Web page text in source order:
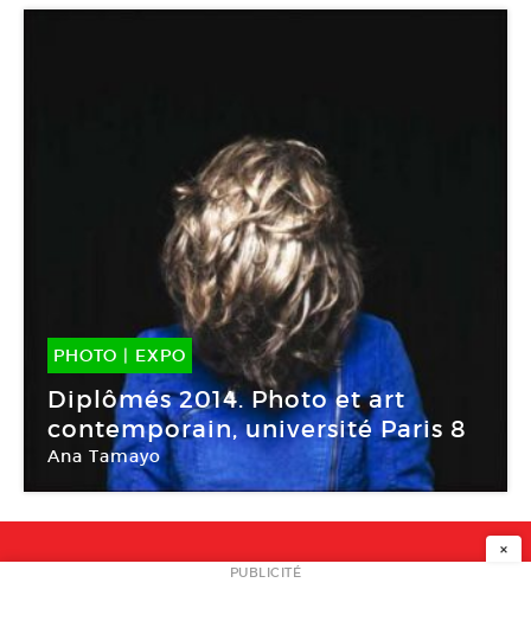
PHOTO | EXPO
26 Mar -29 Mar 2015
Diplômés 2014. Photo et art
contemporain, université Paris 8
Ana Tamayo
Mains d’Œuvres
NEWSLETTER
×
PUBLICITÉ